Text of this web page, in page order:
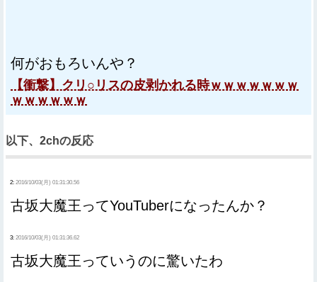
何がおもろいんや？
【衝撃】クリ○リスの皮剥かれる時ｗｗｗｗｗｗｗ
ｗｗｗｗｗｗ
以下、2chの反応
2: 2016/10/03(月) 01:31:30.56
古坂大魔王ってYouTuberになったんか？
3: 2016/10/03(月) 01:31:36.62
古坂大魔王っていうのに驚いたわ